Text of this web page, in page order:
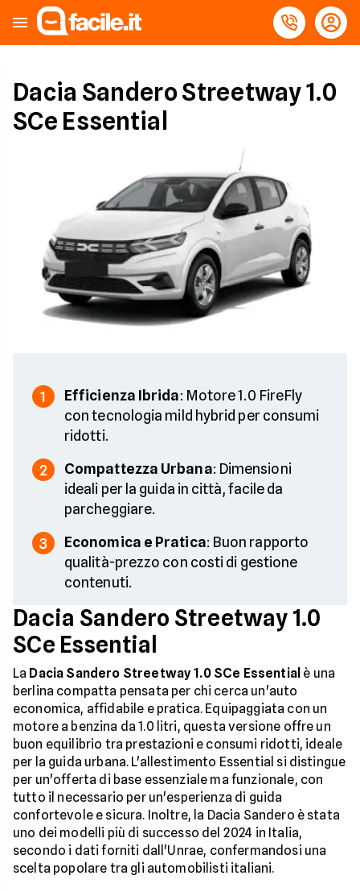
Dacia Sandero Streetway 1.0
SCe Essential
1 Efficienza Ibrida: Motore 1.0 FireFly
con tecnologia mild hybrid per consumi
ridotti.
2 Compattezza Urbana: Dimensioni
ideali per la guida in città, facile da
parcheggiare.
3 Economica e Pratica: Buon rapporto
qualità-prezzo con costi di gestione
contenuti.
Dacia Sandero Streetway 1.0
SCe Essential
La Dacia Sandero Streetway 1.0 SCe Essential è una
berlina compatta pensata per chi cerca un'auto
economica, affidabile e pratica. Equipaggiata con un
motore a benzina da 1.0 litri, questa versione offre un
buon equilibrio tra prestazioni e consumi ridotti, ideale
per la guida urbana. L'allestimento Essential si distingue
per un'offerta di base essenziale ma funzionale, con
tutto il necessario per un'esperienza di guida
confortevole e sicura. Inoltre, la Dacia Sandero è stata
uno dei modelli più di successo del 2024 in Italia,
secondo i dati forniti dall'Unrae, confermandosi una
scelta popolare tra gli automobilisti italiani.